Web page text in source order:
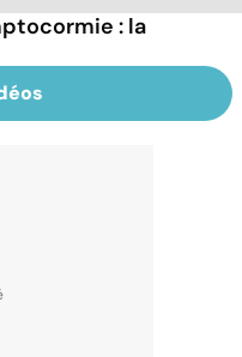
: la